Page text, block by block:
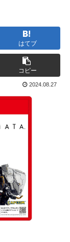
はてブ
コピー
2024.08.27